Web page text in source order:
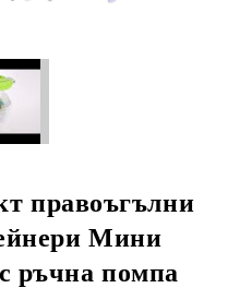
правоъгълни
Мини
ръчна помпа